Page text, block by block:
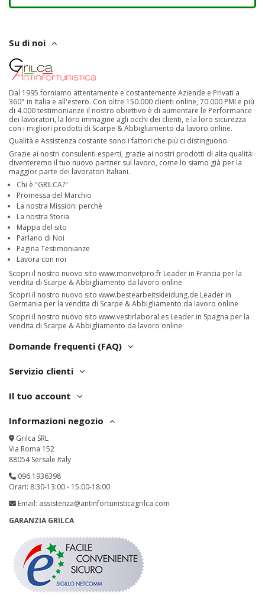
Su di noi
Dal 1995 forniamo attentamente e costantemente Aziende e Privati a
360° in Italia e all'estero. Con oltre 150.000 clienti online, 70.000 PMI e più
di 4.000 testimonianze il nostro obiettivo è di aumentare le Performance
dei lavoratori, la loro immagine agli occhi dei clienti, e la loro sicurezza
con i migliori prodotti di Scarpe & Abbigliamento da lavoro online.
Qualità e Assistenza costante sono i fattori che più ci distinguono.
Grazie ai nostri consulenti esperti, grazie ai nostri prodotti di alta qualità:
diventeremo il tuo nuovo partner sul lavoro, come lo siamo già per la
maggior parte dei lavoratori Italiani.
Chi è "GRILCA?"
Promessa del Marchio
La nostra Mission: perchè
La nostra Storia
Mappa del sito
Parlano di Noi
Pagina Testimonianze
Lavora con noi
Scopri il nostro nuovo sito www.monvetpro.fr Leader in Francia per la
vendita di Scarpe & Abbigliamento da lavoro online
Scopri il nostro nuovo sito www.bestearbeitskleidung.de Leader in
Germania per la vendita di Scarpe & Abbigliamento da lavoro online
Scopri il nostro nuovo sito www.vestirlaboral.es Leader in Spagna per la
vendita di Scarpe & Abbigliamento da lavoro online
Domande frequenti (FAQ)
Servizio clienti
Il tuo account
Informazioni negozio
Grilca SRL
Via Roma 152
88054 Sersale Italy
096.1936398
Orari: 8:30-13:00 - 15:00-18:00
Email: assistenza@antinfortunisticagrilca.com
GARANZIA GRILCA